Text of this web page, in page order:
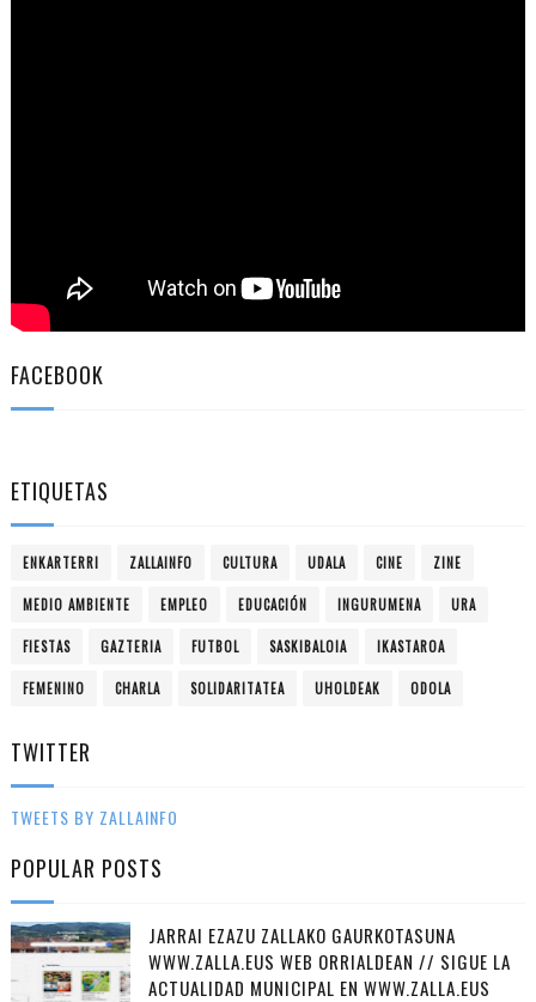
FACEBOOK
ETIQUETAS
ENKARTERRI ZALLAINFO CULTURA UDALA CINE ZINE
MEDIO AMBIENTE EMPLEO EDUCACIÓN INGURUMENA URA
FIESTAS GAZTERIA FUTBOL SASKIBALOIA IKASTAROA
FEMENINO CHARLA SOLIDARITATEA UHOLDEAK ODOLA
TWITTER
TWEETS BY ZALLAINFO
POPULAR POSTS
JARRAI EZAZU ZALLAKO GAURKOTASUNA
WWW.ZALLA.EUS WEB ORRIALDEAN // SIGUE LA
ACTUALIDAD MUNICIPAL EN WWW.ZALLA.EUS